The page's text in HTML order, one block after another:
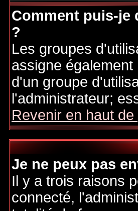
Comment puis-je
?
Les groupes
assigne
d'un groupe
l'administrateur;
Revenir en haut de
Je ne peux pas
Il y a trois raisons
connecté,